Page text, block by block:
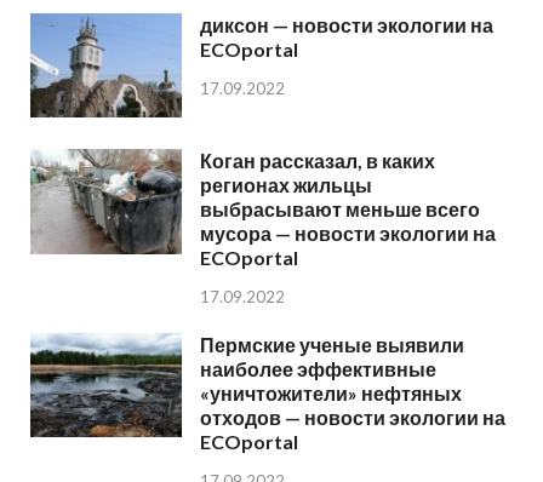
диксон — новости экологии на
ECOportal
17.09.2022
Коган рассказал, в каких
регионах жильцы
выбрасывают меньше всего
мусора — новости экологии на
ECOportal
17.09.2022
Пермские ученые выявили
наиболее эффективные
«уничтожители» нефтяных
отходов — новости экологии на
ECOportal